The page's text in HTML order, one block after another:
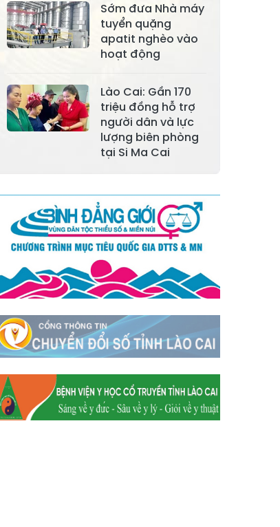
Xã Yên Bình
Xã Bảo Ái
Xã Trấn Yên
Xã Hưng
Khánh
Xã Lương
Thịnh
Xã Việt Hồng
Xã Quy Mông
Xã Cốc San
Xã Hợp Thành
Xã Phong Hải
Quang
Xã Tằng Loỏng
Xã Gia Phú
Xã Mường
Hum
Xã Y Tý
Xã A Mú Sung
Xã Trịnh Tường
Xã Nậm Chày
Xã Bản Xèo
Xã Bát Xát
Xã Võ Lao
Xã Khánh Yên
Xã Văn Bàn
Xã Dương Quỳ
Sớm đưa Nhà máy
tuyển quặng
apatit nghèo vào
hoạt động
Lào Cai: Gần 170
triệu đồng hỗ trợ
người dân và lực
lượng biên phòng
tại Si Ma Cai